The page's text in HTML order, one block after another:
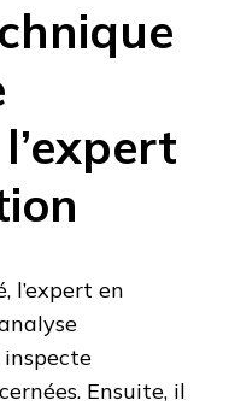
l’expert en
inspecte
Ensuite, il